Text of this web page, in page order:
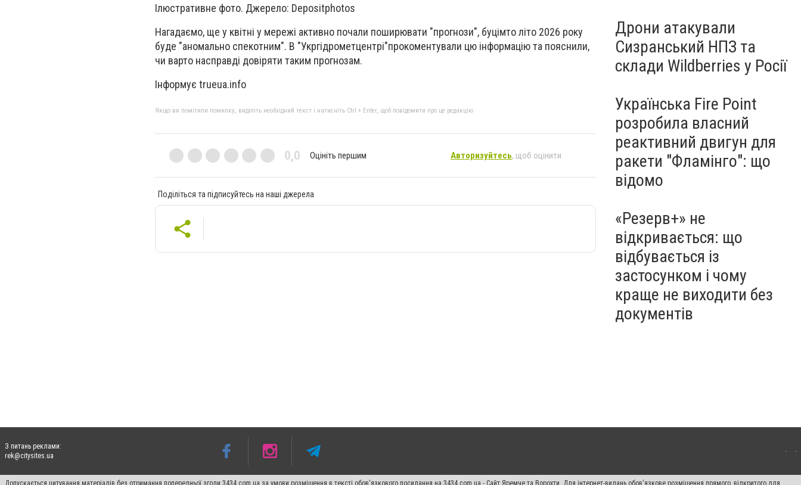
Ілюстративне фото. Джерело: Depositphotos
Нагадаємо, ще у квітні у мережі активно почали поширювати "прогнози", буцімто літо 2026 року
буде "аномально спекотним". В "Укргідрометцентрі"прокоментували цю інформацію та пояснили,
чи варто насправді довіряти таким прогнозам.
Інформує trueua.info
Якщо ви помітили помилку, виділіть необхідний текст і натисніть Ctrl + Enter, щоб повідомити про це редакцію
0,0 Оцініть першим Авторизуйтесь, щоб оцінити
Поділіться та підписуйтесь на наші джерела
Дрони атакували
Сизранський НПЗ та
склади Wildberries у Росії
Українська Fire Point
розробила власний
реактивний двигун для
ракети "Фламінго": що
відомо
«Резерв+» не
відкривається: що
відбувається із
застосунком і чому
краще не виходити без
документів
З питань реклами:
rek@citysites.ua
Допускається цитування матеріалів без отримання попередньої згоди 3434.com.ua за умови розміщення в тексті обов'язкового посилання на 3434.com.ua - Сайт Яремче та Ворохти. Для інтернет-видань обов'язкове розміщення прямого, відкритого для